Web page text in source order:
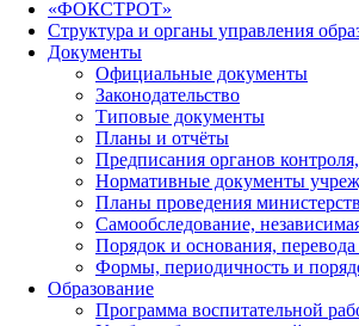
«ФОКСТРОТ»
Структура и органы управления
Документы
Официальные документы
Законодательство
Типовые документы
Планы и отчёты
Предписания органов
Нормативные документы
Планы проведения
Самообследование,
Порядок и основания,
Формы, периодичность и
Образование
Программа воспитательной